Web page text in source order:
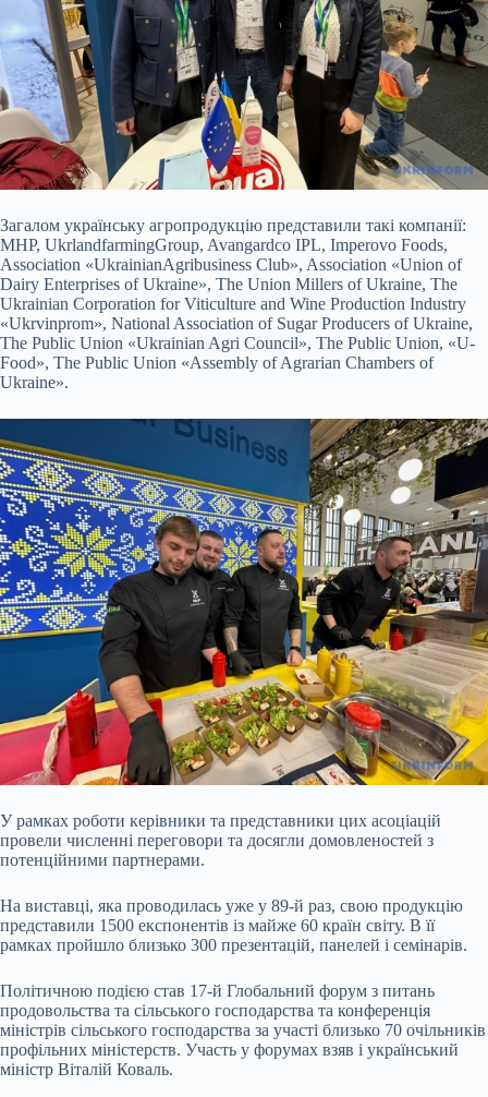
Загалом українську агропродукцію представили такі компанії:
MHP, UkrlandfarmingGroup, Avangardco IPL, Imperovo Foods,
Association «UkrainianAgribusiness Club», Association «Union of
Dairy Enterprises of Ukraine», The Union Millers of Ukraine, The
Ukrainian Corporation for Viticulture and Wine Production Industry
«Ukrvinprom», National Association of Sugar Producers of Ukraine,
The Public Union «Ukrainian Agri Council», The Public Union, «U-
Food», The Public Union «Assembly of Agrarian Chambers of
Ukraine».
У рамках роботи керівники та представники цих асоціацій
провели численні переговори та досягли домовленостей з
потенційними партнерами.
На виставці, яка проводилась уже у 89-й раз, свою продукцію
представили 1500 експонентів із майже 60 країн світу. В її
рамках пройшло близько 300 презентацій, панелей і семінарів.
Політичною подією став 17-й Глобальний форум з питань
продовольства та сільського господарства та конференція
міністрів сільського господарства за участі близько 70 очільників
профільних міністерств. Участь у форумах взяв і український
міністр Віталій Коваль.